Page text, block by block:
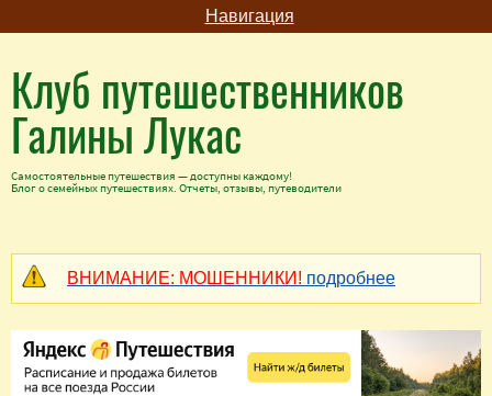
Навигация
Клуб путешественников
Галины Лукас
Самостоятельные путешествия — доступны каждому!
Блог о семейных путешествиях. Отчеты, отзывы, путеводители
ВНИМАНИЕ: МОШЕННИКИ! подробнее